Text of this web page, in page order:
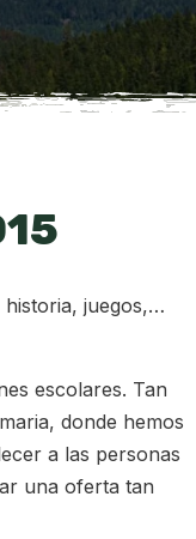
historia, juegos,…
escolares. Tan
donde hemos
a las personas
una oferta tan